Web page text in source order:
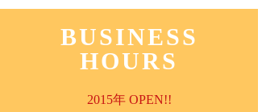
BUSINESS
HOURS
2015年 OPEN!!